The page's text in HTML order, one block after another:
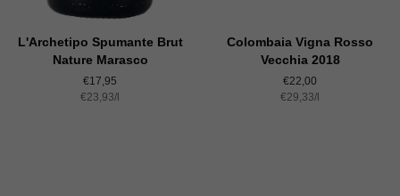
L'Archetipo Spumante Brut
Nature Marasco
Normaler
Preis
€17,95
Einzelpreis
€23,93/
Colombaia Vigna Rosso
Vecchia 2018
Normaler
Preis
€22,00
Einzelpreis
€29,33/